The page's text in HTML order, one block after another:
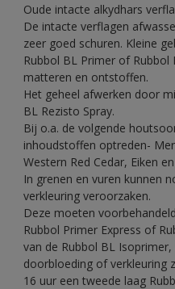
Oude intacte alkydhars
De intacte verflagen
zeer goed schuren. Kleine
Rubbol BL Primer of
matteren en ontstoffen.
Het geheel afwerken door
BL Rezisto Spray.
Bij o.a. de volgende
inhoudstoffen optreden-
Western Red Cedar, Eiken
In grenen en vuren kunnen
verkleuring veroorzaken.
Deze moeten
Rubbol Primer Express of
van de Rubbol BL
doorbloeding of verkleuring
16 uur een tweede laag